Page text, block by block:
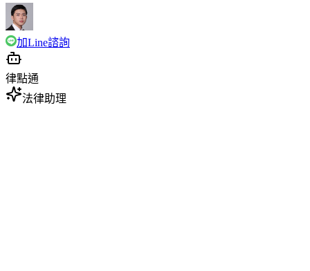
加Line諮詢
律點通
法律助理